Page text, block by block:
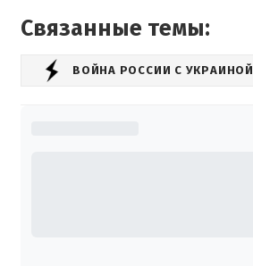
Связанные темы:
ВОЙНА РОССИИ С УКРАИНОЙ